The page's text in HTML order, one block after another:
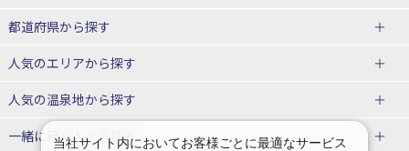
東京ディズニーリゾート®への旅
ユニバーサル・スタジオ・ジャパ
都道府県から探す
北海道旅行・ツアー
東北
人気のエリアから探す
函館旅行 札幌旅行
人気の温泉地から探す
北海道
一緒に行く人から探す
当社サイト内においてお客様ごとに最適なサービス